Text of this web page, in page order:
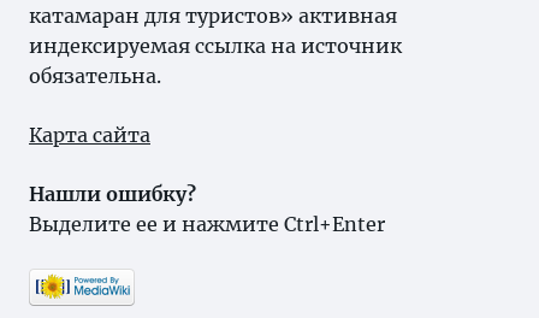
катамаран для туристов» активная
индексируемая ссылка на источник
обязательна.
Карта сайта
Нашли ошибку?
Выделите ее и нажмите Ctrl+Enter